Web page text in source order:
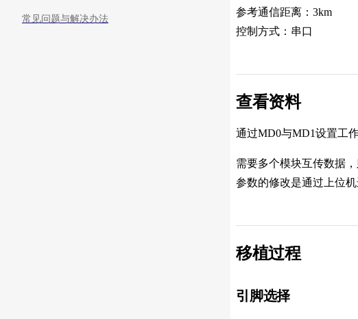
常见问题与解决办法
参考通信距离：3km
控制方式：串口
查看资料
通过MD0与MD1设置工作
需要多个模块互传数据
参数的修改是通过上位
移植过程
引脚选择